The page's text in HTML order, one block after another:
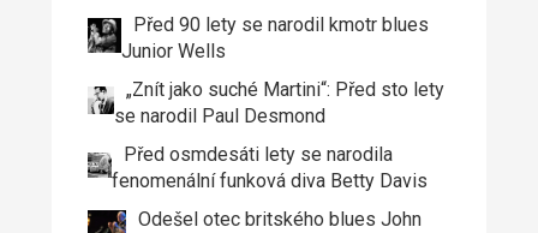
Před 90 lety se narodil kmotr blues
Junior Wells
„Znít jako suché Martini“: Před sto lety
se narodil Paul Desmond
Před osmdesáti lety se narodila
fenomenální funková diva Betty Davis
Odešel otec britského blues John